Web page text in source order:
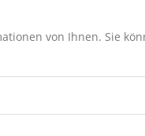
von Ihnen. Sie